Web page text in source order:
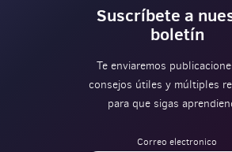
Suscríbete a
boletín
Te enviaremos
consejos útiles y múltiples
para que sigas
Correo electronico